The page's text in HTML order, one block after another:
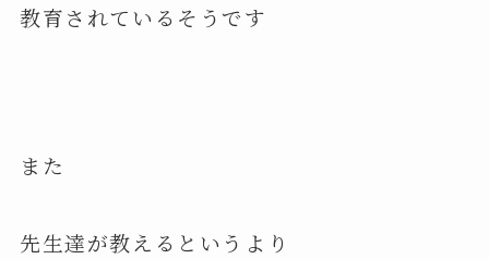
教育されているそうです
また
先生達が教えるというより